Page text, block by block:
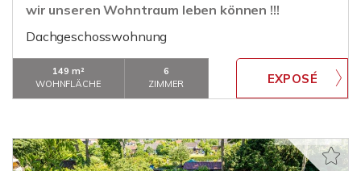
wir unseren Wohntraum leben können !!!
Dachgeschosswohnung
149 m²
WOHNFLÄCHE
6
ZIMMER